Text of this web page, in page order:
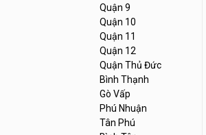
Quận 9
Quận 10
Quận 11
Quận 12
Quận Thủ Đức
Bình Thạnh
Gò Vấp
Phú Nhuận
Tân Phú